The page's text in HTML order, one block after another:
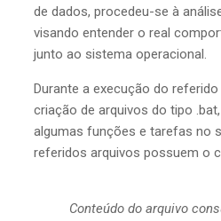
de dados, procedeu-se à
visando entender o real
junto ao sistema operacional.
Durante a execução do
criação de arquivos do tipo
algumas funções e tarefas no
referidos arquivos possuem o
Conteúdo do arquivo